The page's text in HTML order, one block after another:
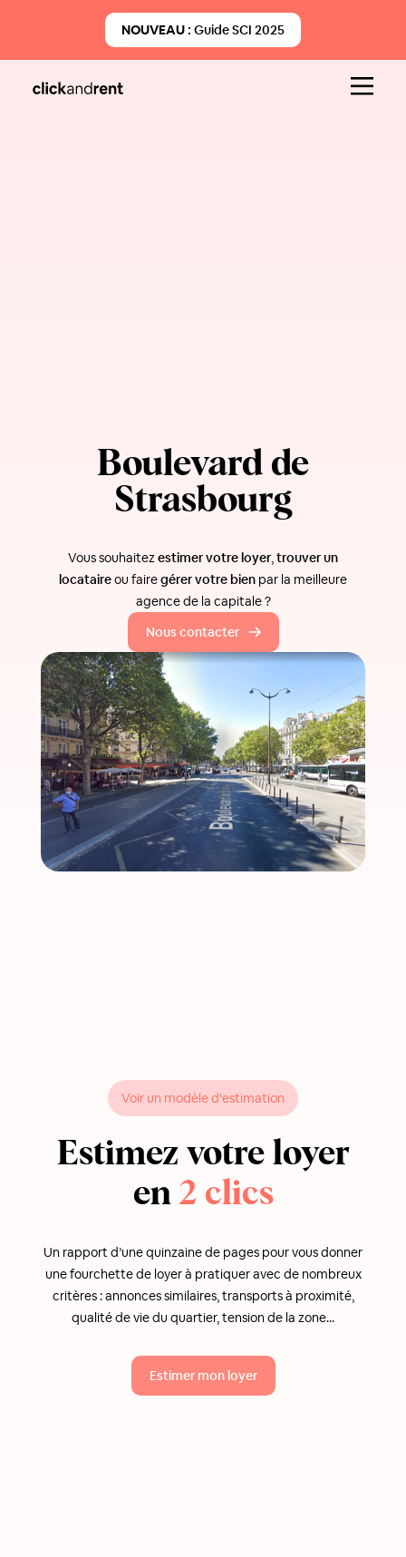
NOUVEAU : Guide SCI 2025
Boulevard de
Strasbourg
Vous souhaitezestimer votre loyer,trouver un
locataireou fairegérer votre bien par la meilleure
agence de la capitale ?
Nous contacter
Voir un modèle d'estimation
Estimez votre loyer
en 2 clics
Un rapport d’une quinzaine de pages pour vous donner
une fourchette de loyer à pratiquer avec de nombreux
critères : annonces similaires, transports à proximité,
qualité de vie du quartier, tension de la zone...
Estimer mon loyer